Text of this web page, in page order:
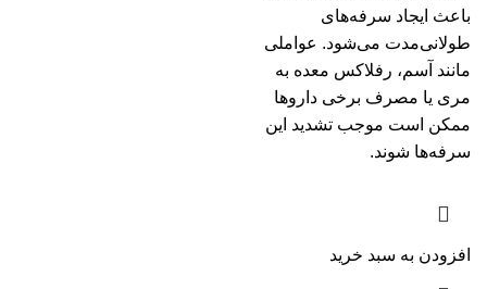
باعث ایجاد سرفه‌های
طولانی‌مدت می‌شود. عواملی
مانند آسم، رفلاکس معده به
مری یا مصرف برخی داروها
ممکن است موجب تشدید این
سرفه‌ها شوند.
افزودن به سبد خرید